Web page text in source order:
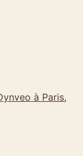
à Paris,